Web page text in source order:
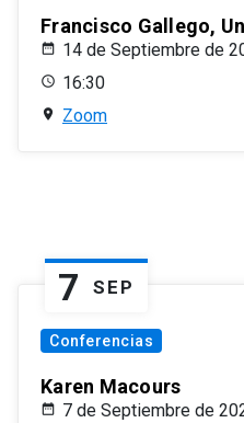
Francisco Gallego,
14 de Septiembre de
16:30
Zoom
7 SEP
Conferencias
Karen Macours
7 de Septiembre de